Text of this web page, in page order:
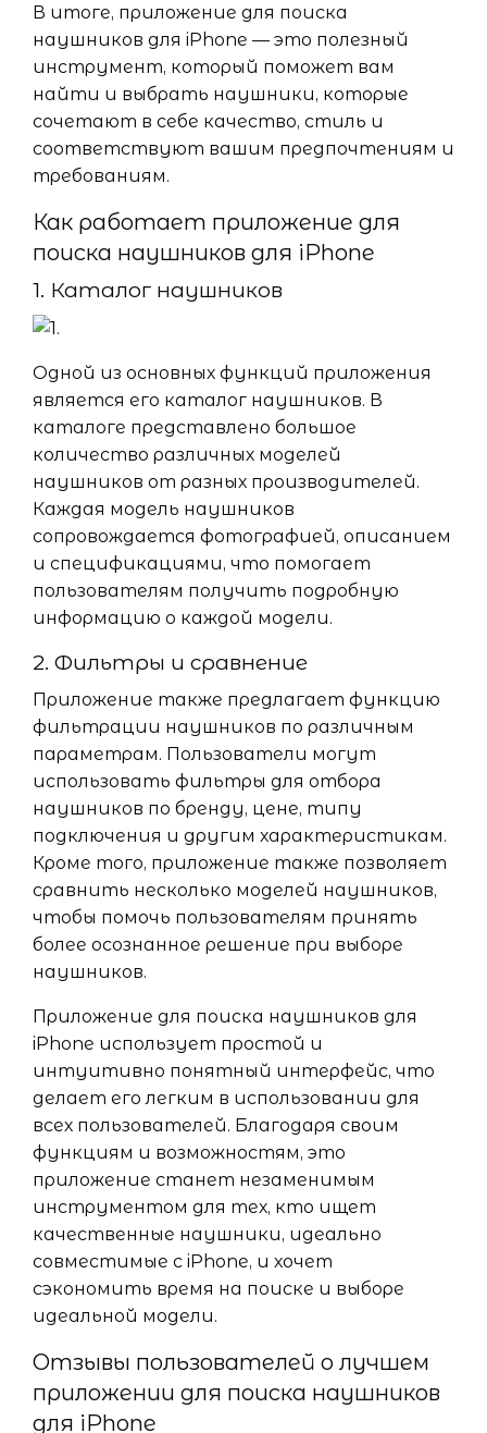
В итоге, приложение для поиска
наушников для iPhone — это полезный
инструмент, который поможет вам
найти и выбрать наушники, которые
сочетают в себе качество, стиль и
соответствуют вашим предпочтениям и
требованиям.
Как работает приложение для
поиска наушников для iPhone
1. Каталог наушников
Одной из основных функций приложения
является его каталог наушников. В
каталоге представлено большое
количество различных моделей
наушников от разных производителей.
Каждая модель наушников
сопровождается фотографией, описанием
и спецификациями, что помогает
пользователям получить подробную
информацию о каждой модели.
2. Фильтры и сравнение
Приложение также предлагает функцию
фильтрации наушников по различным
параметрам. Пользователи могут
использовать фильтры для отбора
наушников по бренду, цене, типу
подключения и другим характеристикам.
Кроме того, приложение также позволяет
сравнить несколько моделей наушников,
чтобы помочь пользователям принять
более осознанное решение при выборе
наушников.
Приложение для поиска наушников для
iPhone использует простой и
интуитивно понятный интерфейс, что
делает его легким в использовании для
всех пользователей. Благодаря своим
функциям и возможностям, это
приложение станет незаменимым
инструментом для тех, кто ищет
качественные наушники, идеально
совместимые с iPhone, и хочет
сэкономить время на поиске и выборе
идеальной модели.
Отзывы пользователей о лучшем
приложении для поиска наушников
для iPhone